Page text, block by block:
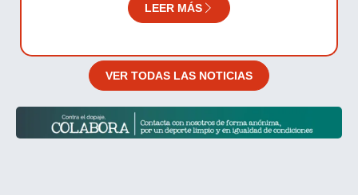
LEER MÁS
VER TODAS LAS NOTICIAS